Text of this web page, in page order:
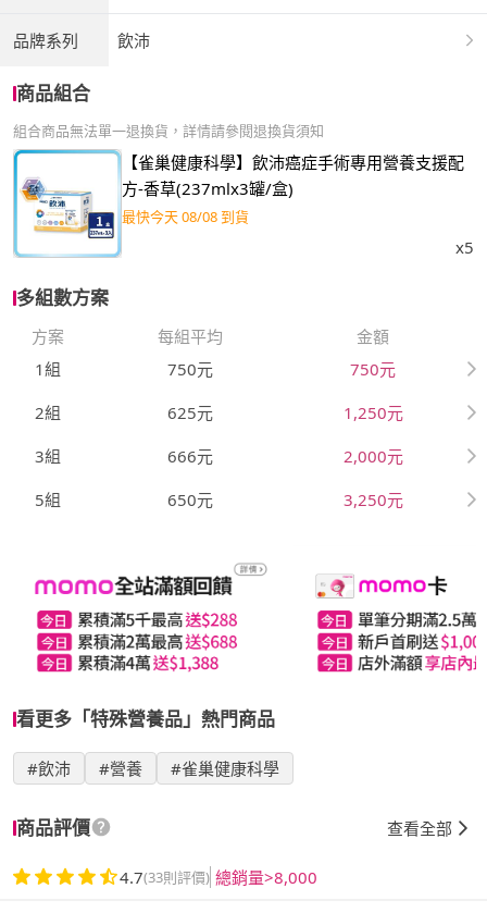
品牌系列 飲沛
商品組合
組合商品無法單一退換貨，詳情請參閱退換貨須知
【雀巢健康科學】飲沛癌症手術專用營養支援配
方-香草(237mlx3罐/盒)
最快今天 08/08 到貨
x5
多組數方案
方案 每組平均
金額
1組
750元
750元
2組
625元
1,250元
3組
666元
2,000元
5組
650元 3,250元
看更多「特殊營養品」熱門商品
#飲沛 #營養 #雀巢健康科學
商品評價 查看全部
4.7(33則評價) 總銷量>8,000